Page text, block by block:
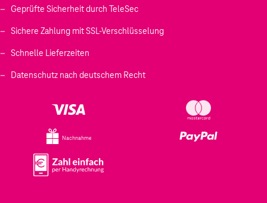
Geprüfte Sicherheit durch TeleSec
Sichere Zahlung mit SSL-Verschlüsselung
Schnelle Lieferzeiten
Datenschutz nach deutschem Recht
Nachnahme